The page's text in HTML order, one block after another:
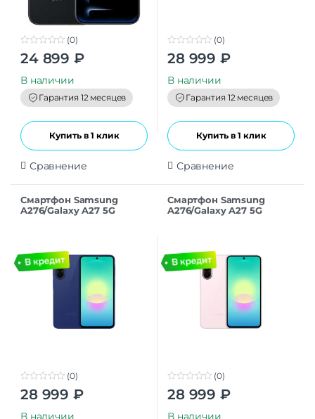
0
o
t
o
f
5
(0)
24 899 ₽
В наличии
Гарантия 12 месяцев
Купить в 1 клик
Сравнение
0
o
t
o
f
5
(0)
28 999 ₽
В наличии
Гарантия 12 месяцев
Купить в 1 клик
Сравнение
Смартфон Samsung
A276/Galaxy A27 5G
0
o
t
(0)
28 999 ₽
В наличии
Смартфон Samsung
A276/Galaxy A27 5G
0
o
t
(0)
28 999 ₽
В наличии